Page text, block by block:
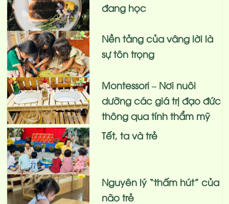
đang học
Nền tảng của vâng lời là
sự tôn trọng
Montessori – Nơi nuôi
dưỡng các giá trị đạo đức
thông qua tính thẩm mỹ
Tết, ta và trẻ
Nguyên lý “thấm hút” của
não trẻ